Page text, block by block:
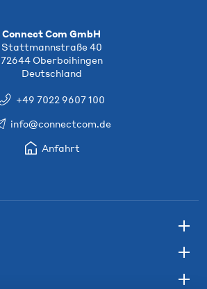
Connect Com GmbH
Stattmannstraße 40
72644 Oberboihingen
Deutschland
+49 7022 9607 100
info@connectcom.de
Anfahrt